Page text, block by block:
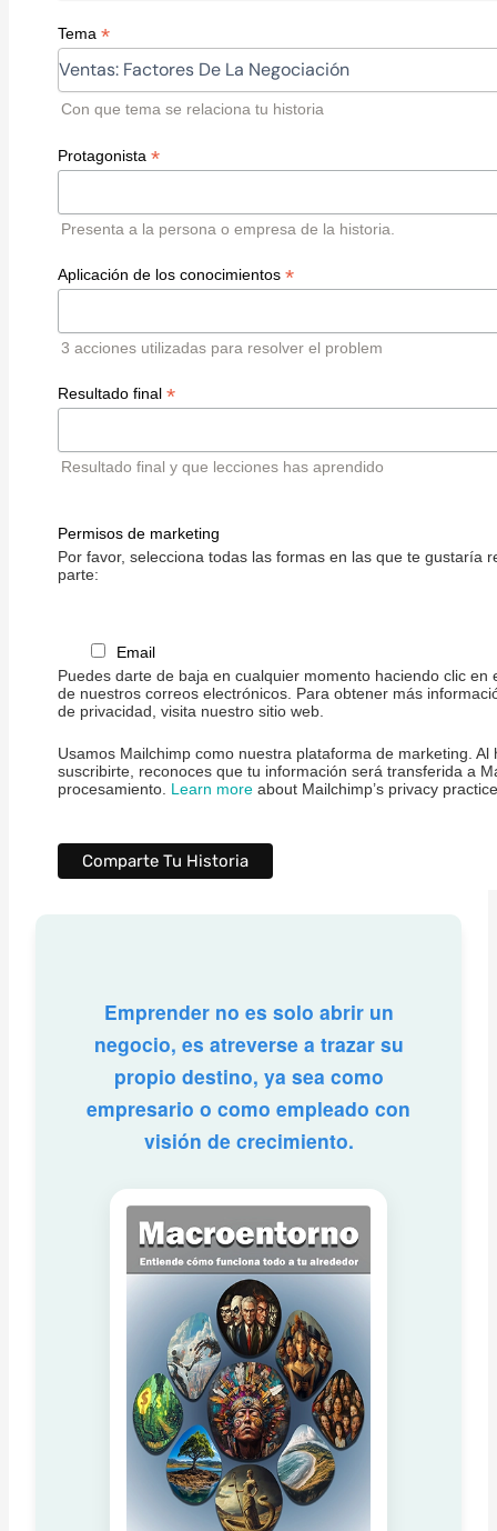
Tema *
Con que tema se relaciona tu historia
Protagonista *
Presenta a la persona o empresa de la historia.
Aplicación de los conocimientos *
3 acciones utilizadas para resolver el problem
Resultado final *
Resultado final y que lecciones has aprendido
Permisos de marketing
Por favor, selecciona todas las formas en las que te gustaría
parte:
Email
Puedes darte de baja en cualquier momento haciendo clic en
de nuestros correos electrónicos. Para obtener más
de privacidad, visita nuestro sitio web.
Usamos Mailchimp como nuestra plataforma de marketing.
suscribirte, reconoces que tu información será transferida a
procesamiento. Learn moreabout Mailchimp’s privacy
Emprender no es solo abrir un
negocio, es atreverse a trazar su
propio destino, ya sea como
empresario o como empleado con
visión de crecimiento.